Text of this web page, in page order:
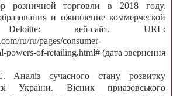
розничной торговли в 2018 году.
и оживление коммерческой
Deloitte: веб-сайт. URL:
ru/ru/pages/consumer-
powers-of-retailing.html# (дата звернення
сучасного стану розвитку
України. Вісник приазовського